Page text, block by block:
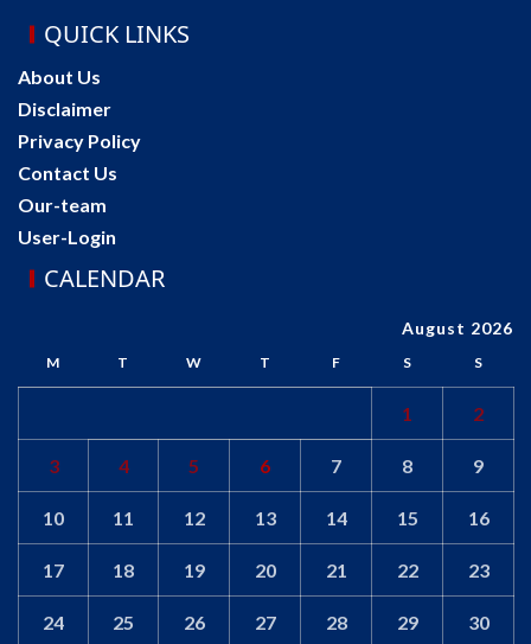
QUICK LINKS
About Us
Disclaimer
Privacy Policy
Contact Us
Our-team
User-Login
CALENDAR
August 2026
M T W T F S S
1 2
3 4 5 6 7 8 9
10 11 12 13 14 15 16
17 18 19 20 21 22 23
24 25 26 27 28 29 30